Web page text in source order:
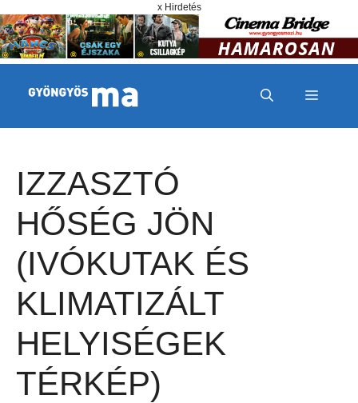
x Hirdetés
MENÜ
IZZASZTÓ
HŐSÉG JÖN
(IVÓKUTAK ÉS
KLIMATIZÁLT
HELYISÉGEK
TÉRKÉP)